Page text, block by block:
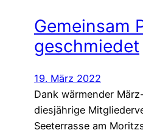
Gemeinsam
geschmiedet
19. März 2022
Dank wärmender
diesjährige
Seeterrasse am